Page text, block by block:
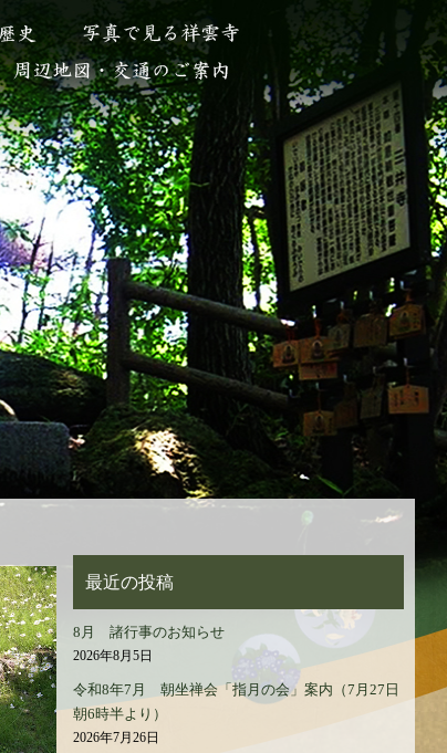
最近の投稿
8月 諸行事のお知らせ
2026年8月5日
令和8年7月 朝坐禅会「指月の会」案内（7月27日
朝6時半より）
2026年7月26日